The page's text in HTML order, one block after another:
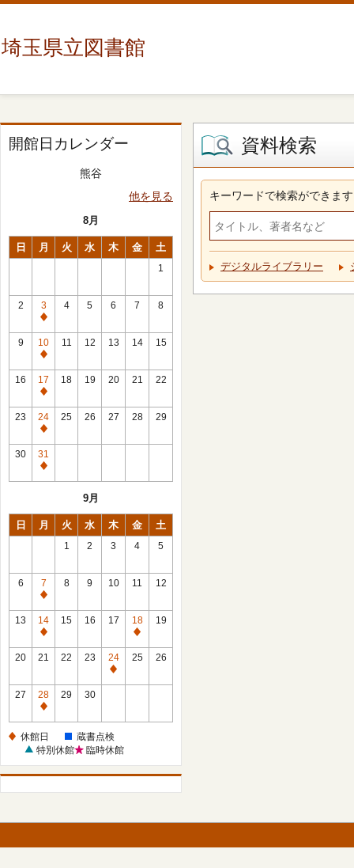
埼玉県立図書館
開館日カレンダー
熊谷
他を見る
8月
日 月 火 水 木 金 土
1
2
3
休
館
日
4 5 6 7 8
9
10
休
館
日
11 12 13 14 15
16
17
休
館
日
18 19 20 21 22
23
24
休
館
日
25 26 27 28 29
30
31
休
9月
日 月 火 水 木 金 土
1 2 3 4 5
6
7
休
館
日
8 9 10 11 12
13
14
休
館
15 16 17
18
休
館
19
20 21 22 23
24
休
25 26
27
28
休
日
29 30
休館日
蔵書点検
特別休館
臨時休館
資料検索
キーワードで検索ができます
デジタルライブラリー